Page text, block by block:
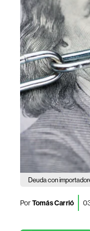
Deuda con
PorTomás Carrió